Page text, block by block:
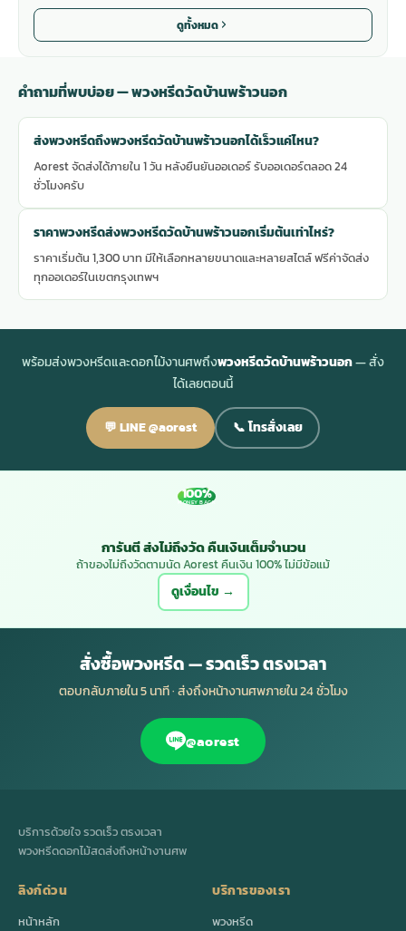
ดูทั้งหมด
คำถามที่พบบ่อย — พวงหรีดวัดบ้านพร้าวนอก
ส่งพวงหรีดถึงพวงหรีดวัดบ้านพร้าวนอกได้เร็วแค่ไหน?
Aorest จัดส่งได้ภายใน 1 วัน หลังยืนยันออเดอร์ รับออเดอร์ตลอด 24
ชั่วโมงครับ
ราคาพวงหรีดส่งพวงหรีดวัดบ้านพร้าวนอกเริ่มต้นเท่าไหร่?
ราคาเริ่มต้น 1,300 บาท มีให้เลือกหลายขนาดและหลายสไตล์ ฟรีค่าจัดส่ง
ทุกออเดอร์ในเขตกรุงเทพฯ
พร้อมส่งพวงหรีดและดอกไม้งานศพถึงพวงหรีดวัดบ้านพร้าวนอก— สั่ง
ได้เลยตอนนี้
💬 LINE @aorest 📞 โทรสั่งเลย
100%
MONEY BACK
การันตี ส่งไม่ถึงวัด คืนเงินเต็มจำนวน
ถ้าของไม่ถึงวัดตามนัด Aorest คืนเงิน 100% ไม่มีข้อแม้
ดูเงื่อนไข →
สั่งซื้อพวงหรีด — รวดเร็ว ตรงเวลา
ตอบกลับภายใน 5 นาที · ส่งถึงหน้างานศพภายใน 24 ชั่วโมง
@aorest
บริการด้วยใจ รวดเร็ว ตรงเวลา
พวงหรีดดอกไม้สดส่งถึงหน้างานศพ
ลิงก์ด่วน
หน้าหลัก
บริการของเรา
พวงหรีด